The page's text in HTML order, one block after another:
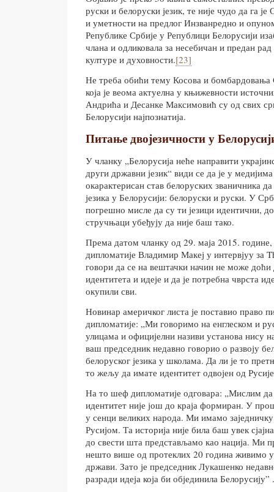
руски и белоруски језик, те није чудо да га је
и уметности на предлог Инзванредно и
Републике Србије у Републици Белорусији
члана и одликовала за несебичан и предан
културе и духовности.[23]
Не треба обићи тему Косова и бомбардовања
која је веома актуелна у књижевности
Андрића и Десанке Максимовић су од свих
Белорусији најпознатија.
Питање двојезичности у
У чланку „Белорусија неће направити
други државни језик“ види се да је у
окарактерисан став белоруских званичника
језика у Белорусији: белоруски и руски. У
погрешно мисле да су ти језици идентични,
стручњаци убеђују да није баш тако.
Према датом чланку од 29. маја 2015.
дипломатије Владимир Макеј у интервјуу за
говори да се на вештачки начин не може доћи
идентитета и идеје и да је потребна чврста
окупили сви.
Новинар америчког листа је поставио право
дипломатије: „Ми говоримо на енглеском и
улицама и официјелни називи установа нису
ваш председник недавно говорио о развоју
белоруског језика у школама. Да ли је то
то жељу да имате идентитет одвојен од
На то шеф дипломатије одговара: „Мислим
идентитет није још до краја формиран. У
у сенци великих народа. Ми имамо
Русијом. Та историја није била баш увек
до свести шта представљамо као нација. Ми
нешто више од протеклих 20 година живимо у
држави. Зато је председник Лукашенко
разради идеја која би објединила Белорусију” .